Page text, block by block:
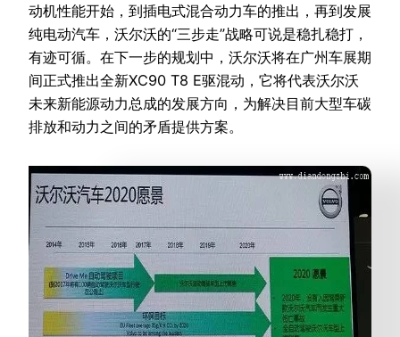
动机性能开始，到插电式混合动力车的推出，再到发展
纯电动汽车，沃尔沃的“三步走”战略可说是稳扎稳打，
有迹可循。在下一步的规划中，沃尔沃将在广州车展期
间正式推出全新XC90 T8 E驱混动，它将代表沃尔沃
未来新能源动力总成的发展方向，为解决目前大型车碳
排放和动力之间的矛盾提供方案。